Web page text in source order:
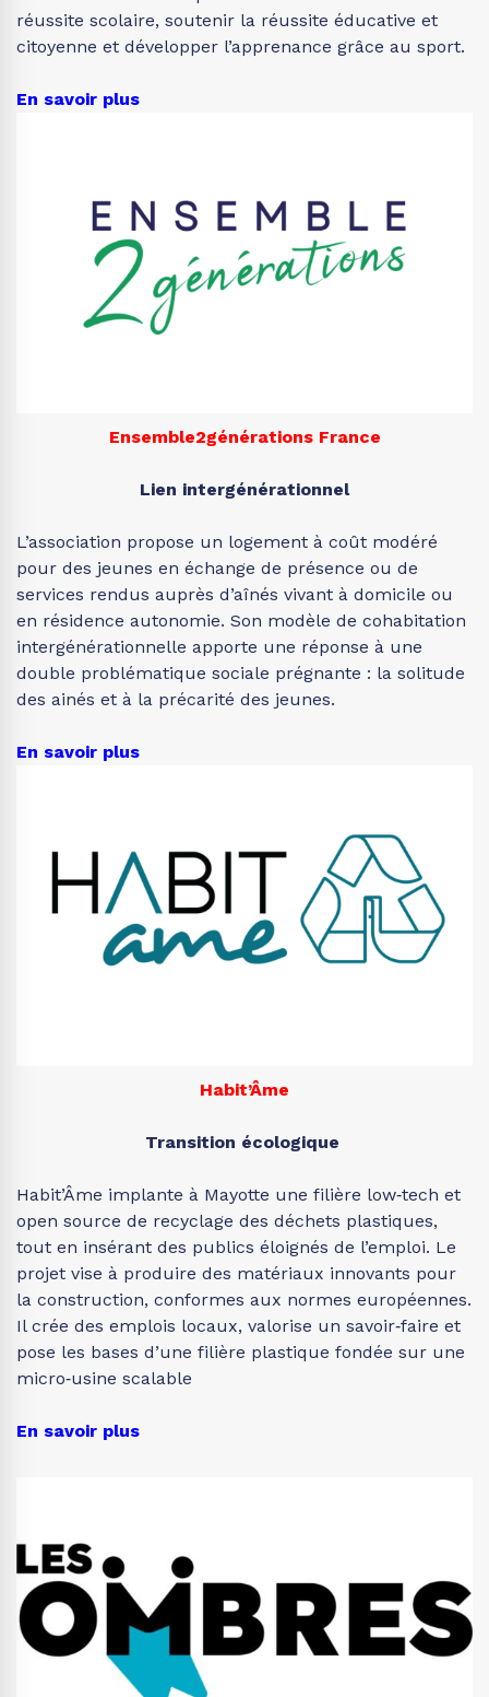
réussite scolaire, soutenir la réussite éducative et
citoyenne et développer l’apprenance grâce au sport.
En savoir plus
Ensemble2générations France
Lien intergénérationnel
L’association propose un logement à coût modéré
pour des jeunes en échange de présence ou de
services rendus auprès d’aînés vivant à domicile ou
en résidence autonomie. Son modèle de cohabitation
intergénérationnelle apporte une réponse à une
double problématique sociale prégnante : la solitude
des ainés et à la précarité des jeunes.
En savoir plus
Habit’Âme
Transition écologique
Habit’Âme implante à Mayotte une filière low‑tech et
open source de recyclage des déchets plastiques,
tout en insérant des publics éloignés de l’emploi. Le
projet vise à produire des matériaux innovants pour
la construction, conformes aux normes européennes.
Il crée des emplois locaux, valorise un savoir‑faire et
pose les bases d’une filière plastique fondée sur une
micro‑usine scalable
En savoir plus